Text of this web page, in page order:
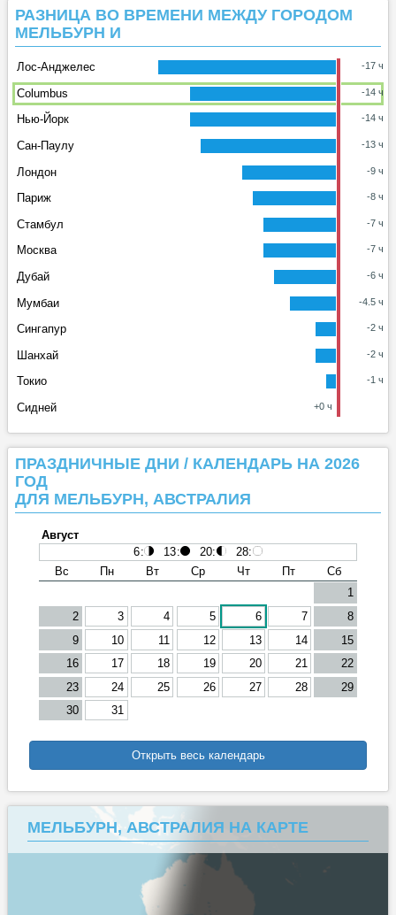
РАЗНИЦА ВО ВРЕМЕНИ МЕЖДУ ГОРОДОМ
МЕЛЬБУРН И
Лос-Анджелес -17 ч
Columbus -14 ч
Нью-Йорк -14 ч
Сан-Паулу -13 ч
Лондон -9 ч
Париж -8 ч
Стамбул -7 ч
Москва -7 ч
Дубай -6 ч
Мумбаи -4.5 ч
Сингапур -2 ч
Шанхай -2 ч
Токио -1 ч
Сидней +0 ч
ПРАЗДНИЧНЫЕ ДНИ / КАЛЕНДАРЬ НА 2026
ГОД
ДЛЯ МЕЛЬБУРН, АВСТРАЛИЯ
Август
6: 13: 20: 28:
Вс
Пн Вт Ср Чт Пт
Сб
1
2
3 4 5 6 7
8
9
10 11 12 13 14
15
16
17 18 19 20 21
22
23
24 25 26 27 28
29
30
31
Открыть весь календарь
МЕЛЬБУРН, АВСТРАЛИЯ НА КАРТЕ